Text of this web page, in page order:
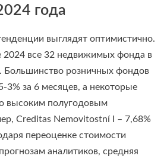
года
выглядят оптимистично.
2024 все 32 недвижимых фонда в
Большинство розничных фондов
3% за 6 месяцев, а некоторые
высоким полугодовым
Creditas Nemovitostní I – 7,68%
переоценке стоимости
аналитиков, средняя